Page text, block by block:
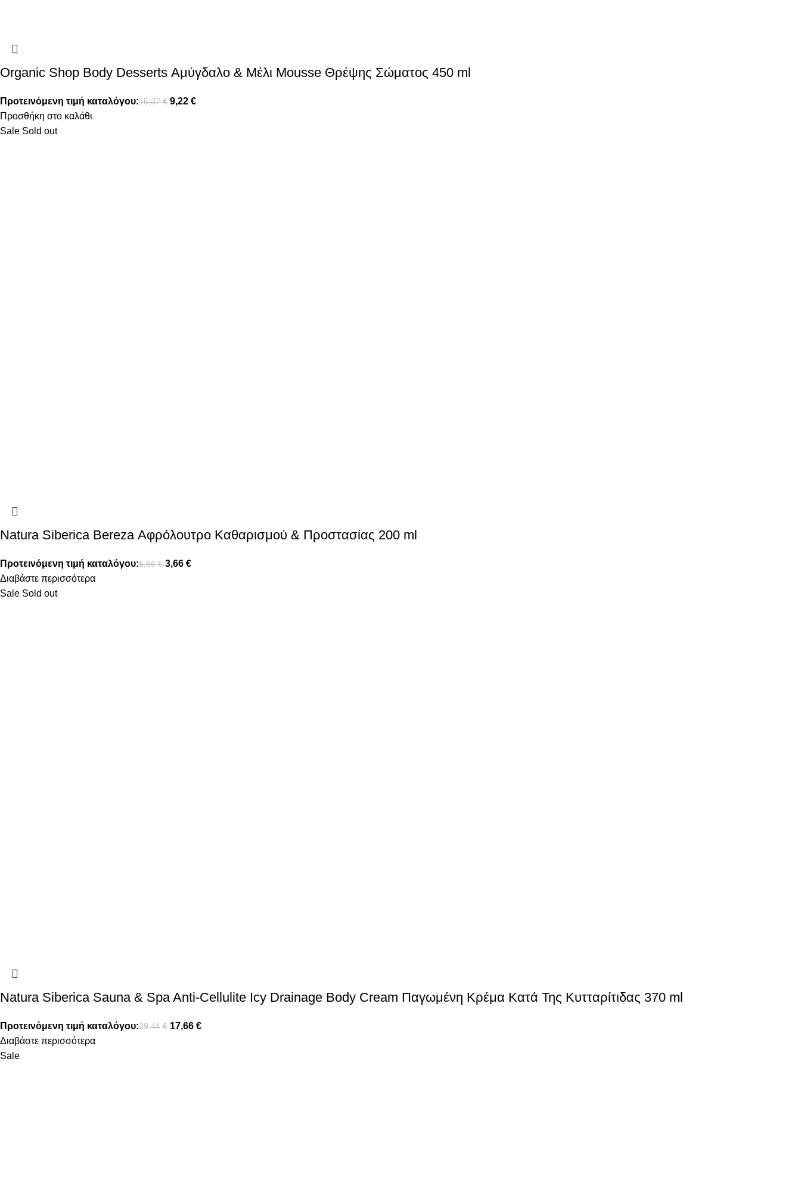
Organic Shop Body Desserts Αμύγδαλο & Μέλι Mousse Θρέψης Σώματος 450 ml
Προτεινόμενη τιμή καταλόγου:15,37€ 9,22 €
Προσθήκη στο καλάθι
Sale Sold out
Natura Siberica Bereza Αφρόλουτρο Καθαρισμού & Προστασίας 200 ml
Προτεινόμενη τιμή καταλόγου:6,66€ 3,66 €
Διαβάστε περισσότερα
Sale Sold out
Natura Siberica Sauna & Spa Anti-Cellulite Icy Drainage Body Cream Παγωμένη Κρέμα Κατά Της Κυτταρίτιδας 370 ml
Προτεινόμενη τιμή καταλόγου:29,44€ 17,66 €
Διαβάστε περισσότερα
Sale